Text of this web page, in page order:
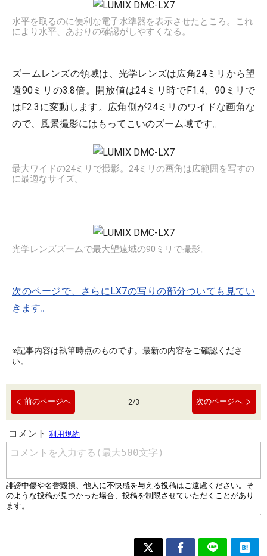
水平を取るのに便利な電子水準器を表示させたところ。これ
により水平、あおりの確認がしやすくなる。
ズームレンズの領域は、光学レンズは広角24ミリから望
遠90ミリの3.8倍。開放値は24ミリ時でF1.4、90ミリで
はF2.3に変動します。広角側が24ミリのワイドな画角な
ので、風景撮影にはもってこいのズーム域です。
最大ワイドの24ミリで撮影。24ミリの画角は広範囲を写すの
に最適なサイズ。
光学レンズズームで最大望遠域の90ミリで撮影。
次のページで、さらにLX7の写りの部分ついても見てい
きます。
※記事内容は執筆時点のものです。最新の内容をご確認くださ
い。
前のページへ 2/3 次のページへ